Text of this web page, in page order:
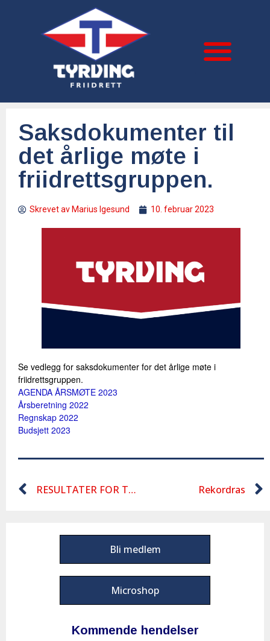
Saksdokumenter til
det årlige møte i
friidrettsgruppen.
Skrevet av Marius Igesund 10. februar 2023
Se vedlegg for saksdokumenter for det årlige møte i
friidrettsgruppen.
AGENDA ÅRSMØTE 2023
Årsberetning 2022
Regnskap 2022
Budsjett 2023
RESULTATER FOR TYRVINGLEKENE Rekordras
Bli medlem
Microshop
Kommende hendelser